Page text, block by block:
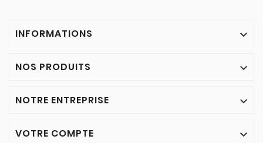
INFORMATIONS 
NOS PRODUITS 
NOTRE ENTREPRISE 
VOTRE COMPTE 